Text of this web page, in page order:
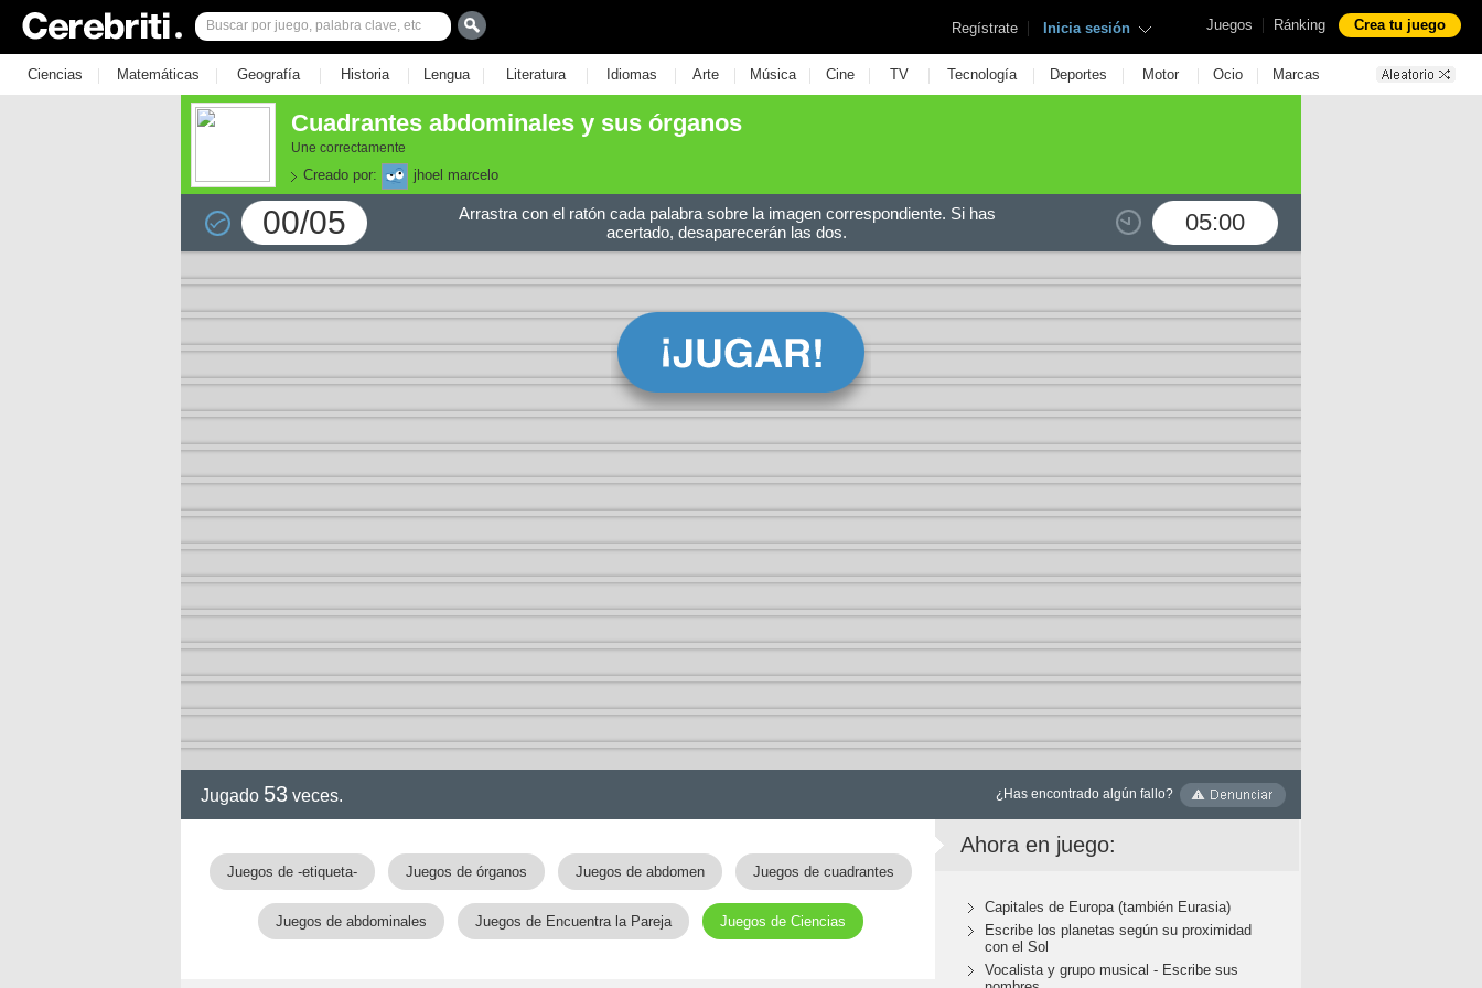
Juegos | Ránking Crea tu juego
Regístrate | Inicia sesión
Ciencias | Matemáticas | Geografía | Historia | Lengua | Literatura | Idiomas | Arte | Música | Cine | TV | Tecnología | Deportes | Motor | Ocio | Marcas
Cuadrantes abdominales y sus órganos
Une correctamente
Creado por: jhoel marcelo
00/05 05:00
Arrastra con el ratón cada palabra sobre la imagen correspondiente. Si has
acertado, desaparecerán las dos.
Jugado 53 veces. ¿Has encontrado algún fallo?
Juegos de -etiqueta- Juegos de órganos Juegos de abdomen Juegos de cuadrantes
Juegos de abdominales Juegos de Encuentra la Pareja Juegos de Ciencias
Ahora en juego:
Capitales de Europa (también Eurasia)
Escribe los planetas según su proximidad
con el Sol
Vocalista y grupo musical - Escribe sus